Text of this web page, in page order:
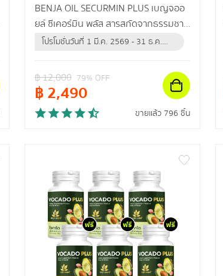
BENJA OIL SECURMIN PLUS เบญจออ
ยล์ ซีเคอร์มิน พลัส สารสกัดจากธรรมชาติ
สูงสุด 12 ชนิด ดูแลไขมันในเลือดสูง ผู้ที่มี
โปรโมชั่นวันที่ 1 มี.ค. 2569 - 31 ธ.ค.
฿12,000 79% OFF
฿2,490
ขายแล้ว 796 ชิ้น